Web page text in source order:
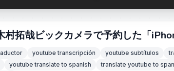
村拓哉ビックカメラで予約した「
youtube transcripción youtube subtítulos
youtube translate to spanish translate youtube to